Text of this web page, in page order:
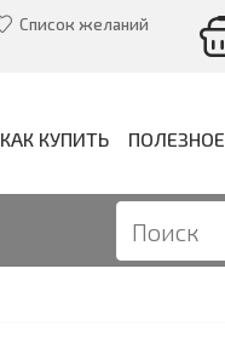
Список желаний
КАК КУПИТЬ ПОЛЕЗНОЕ